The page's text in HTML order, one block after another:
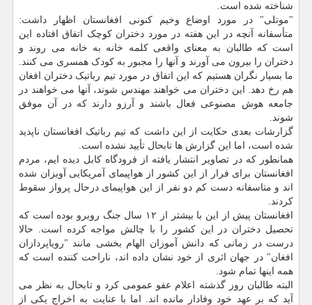
شناخته شده است.
"موتلی" در مورد اوضاع وخیم کنونی افغانستان اظهار داشت:
متأسفانه آنچه در این هفته در مورد دختران کوچک اتفاق افتاده این
است که طالبان به معنای واقعی کلمه خانه به خانه می روند و
دختران را بیرون می آورند و آنها را مجبور به کودک همسری می کنند.
ما بسیار نگران هستیم که این اتفاق در مورد تیم رباتیک دختران افغان
هم رخ دهد. این دختران می خواهند مهندس شوند، آنها می خواهند در
جامعه هوش مصنوعی فعال باشند و آرزو دارند که در آن موفق
شوند.
گزارشات بعدی حکایت از این داشت که تیم رباتیک افغانستان ناپدید
شده است، اما این گزارش ها تابحال تأیید نشده است.
همانطور که در تصاویر انتشار یافته از فرودگاه کابل دیده ایم، مردم
افغانستان برای فرار از این کشور از هواپیمای آمریکایی آویزان شده
اند و متاسفانه دست کم دو نفر از این هواپیمای درحال پرواز سقوط
کردند.
افغانستان پیش از این با بیشتر از ۱۲ سال جنگ روبرو بوده است که
تحصیل دختران در این کشور را با چالش مواجه کرده است. حالا
درست در زمانی که دانش آموزان الهام بخشی مانند "رویاپردازان
افغان" در جهان اثری از خود نشان داده اند، ناراحت کننده است که
همه اینها تمام شود.
البته طالبان روز گذشته اعلام عفو عمومی کرد و تابحال به نظر می
آید که بر عهد خود وفادار مانده اند. اما با عنایت به اخراج یکی از